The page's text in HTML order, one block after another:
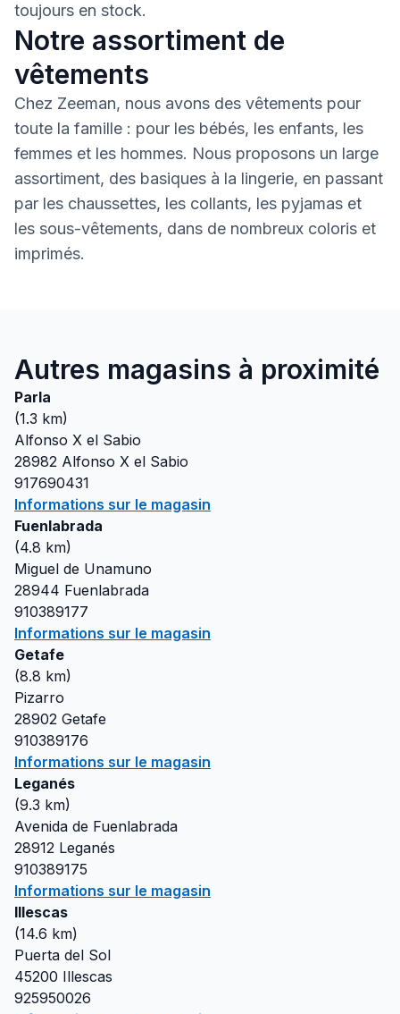
toujours en stock.
Notre assortiment de
vêtements
Chez Zeeman, nous avons des vêtements pour
toute la famille : pour les bébés, les enfants, les
femmes et les hommes. Nous proposons un large
assortiment, des basiques à la lingerie, en passant
par les chaussettes, les collants, les pyjamas et
les sous-vêtements, dans de nombreux coloris et
imprimés.
Autres magasins à proximité
Parla
(1.3 km)
Alfonso X el Sabio
28982 Alfonso X el Sabio
917690431
Informations sur le magasin
Fuenlabrada
(4.8 km)
Miguel de Unamuno
28944 Fuenlabrada
910389177
Informations sur le magasin
Getafe
(8.8 km)
Pizarro
28902 Getafe
910389176
Informations sur le magasin
Leganés
(9.3 km)
Avenida de Fuenlabrada
28912 Leganés
910389175
Informations sur le magasin
Illescas
(14.6 km)
Puerta del Sol
45200 Illescas
925950026